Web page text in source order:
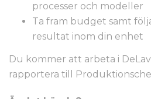
processer och modeller
Ta fram budget samt
resultat inom din enhet
Du kommer att arbeta i
rapportera till